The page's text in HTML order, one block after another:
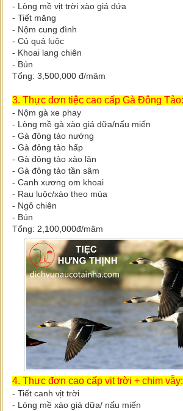
- Lòng mề vịt trời xào giá dứa
- Tiết măng
- Nộm cung đình
- Củ quả luộc
- Khoai lang chiên
- Bún
Tổng: 3,500,000 đ/mâm
3. Thực đơn tiệc cao cấp Gà Đông
- Nộm gà xe phay
- Lòng mề gà xào giá dữa/nấu miến
- Gà đông tảo nướng
- Gà đông tảo hấp
- Gà đông tảo xào lăn
- Gà đông tảo tần sâm
- Canh xương om khoai
- Rau luộc/xào theo mùa
- Ngô chiên
- Bún
Tổng: 2,100,000đ/mâm
4. Thực đơn cao cấp vịt trời + chim vẫy:
- Tiết canh vịt trời
- Lòng mề xào giá dữa/ nấu miến